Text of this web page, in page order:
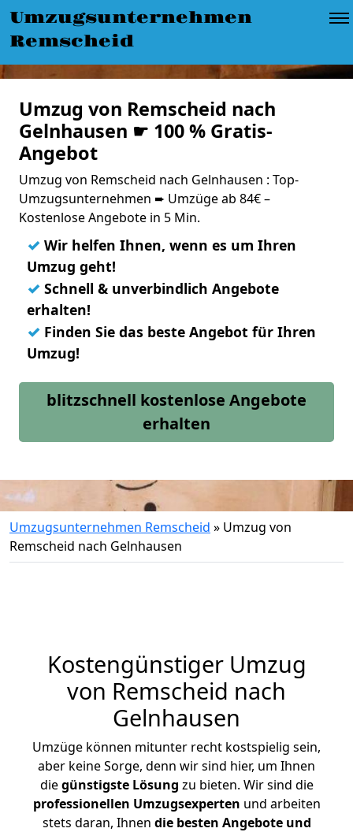
Umzugsunternehmen
Remscheid
Umzug von Remscheid nach
Gelnhausen ☛ 100 % Gratis-
Angebot
Umzug von Remscheid nach Gelnhausen : Top-
Umzugsunternehmen ➨ Umzüge ab 84€ –
Kostenlose Angebote in 5 Min.
✓ Wir helfen Ihnen, wenn es um Ihren
Umzug geht!
✓ Schnell & unverbindlich Angebote
erhalten!
✓ Finden Sie das beste Angebot für Ihren
Umzug!
blitzschnell kostenlose Angebote
erhalten
Umzugsunternehmen Remscheid » Umzug von
Remscheid nach Gelnhausen
Kostengünstiger Umzug
von Remscheid nach
Gelnhausen
Umzüge können mitunter recht kostspielig sein,
aber keine Sorge, denn wir sind hier, um Ihnen
diegünstigste Lösung zu bieten. Wir sind die
professionellen Umzugsexperten und arbeiten
stets daran, Ihnen die besten Angebote und